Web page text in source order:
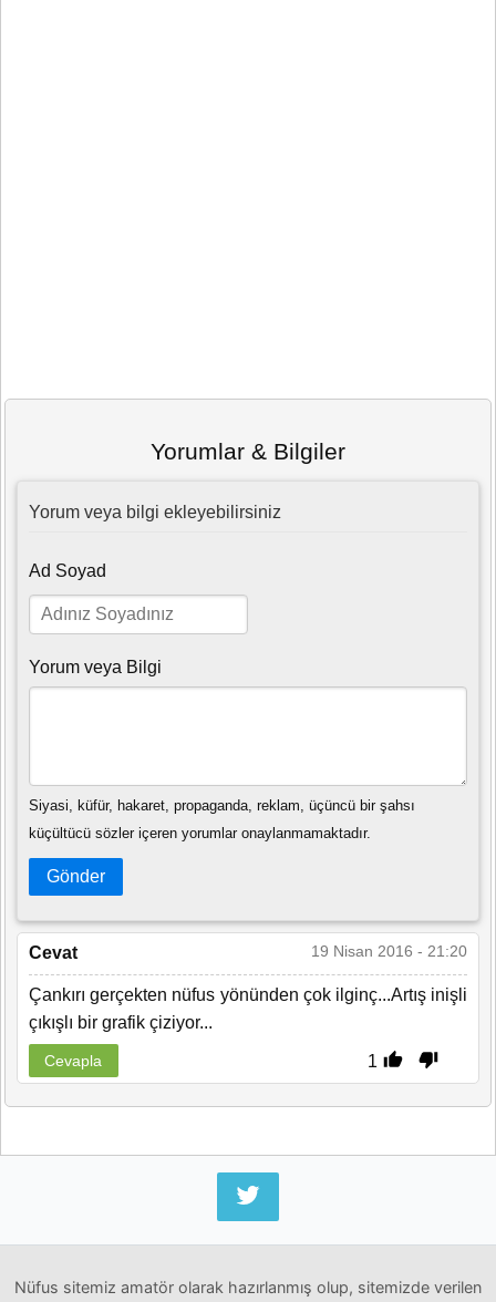
Yorumlar & Bilgiler
Yorum veya bilgi ekleyebilirsiniz
Ad Soyad
Yorum veya Bilgi
Siyasi, küfür, hakaret, propaganda, reklam, üçüncü bir şahsı
küçültücü sözler içeren yorumlar onaylanmamaktadır.
Gönder
Cevat 19 Nisan 2016 - 21:20
Çankırı gerçekten nüfus yönünden çok ilginç...Artış inişli
çıkışlı bir grafik çiziyor...
1
Cevapla
Nüfus sitemiz amatör olarak hazırlanmış olup, sitemizde verilen